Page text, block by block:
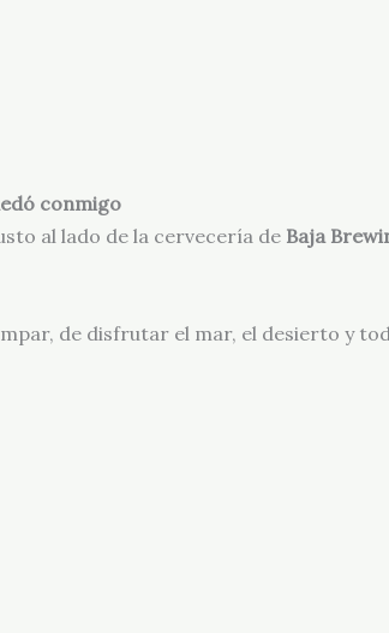
conmigo
al lado de la cervecería de Baja
de disfrutar el mar, el desierto y